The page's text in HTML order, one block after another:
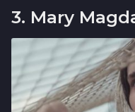
3. Mary